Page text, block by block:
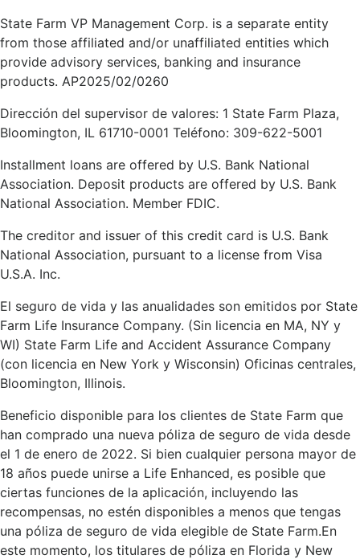
State Farm VP Management Corp. is a separate entity
from those affiliated and/or unaffiliated entities which
provide advisory services, banking and insurance
products. AP2025/02/0260
Dirección del supervisor de valores: 1 State Farm Plaza,
Bloomington, IL 61710-0001 Teléfono: 309-622-5001
Installment loans are offered by U.S. Bank National
Association. Deposit products are offered by U.S. Bank
National Association. Member FDIC.
The creditor and issuer of this credit card is U.S. Bank
National Association, pursuant to a license from Visa
U.S.A. Inc.
El seguro de vida y las anualidades son emitidos por State
Farm Life Insurance Company. (Sin licencia en MA, NY y
WI) State Farm Life and Accident Assurance Company
(con licencia en New York y Wisconsin) Oficinas centrales,
Bloomington, Illinois.
Beneficio disponible para los clientes de State Farm que
han comprado una nueva póliza de seguro de vida desde
el 1 de enero de 2022. Si bien cualquier persona mayor de
18 años puede unirse a Life Enhanced, es posible que
ciertas funciones de la aplicación, incluyendo las
recompensas, no estén disponibles a menos que tengas
una póliza de seguro de vida elegible de State Farm.En
este momento, los titulares de póliza en Florida y New